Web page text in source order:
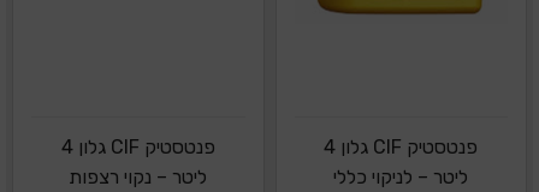
פנטסטיק CIF גלון 4
ליטר – לניקוי כללי
פנטסטיק CIF גלון 4
ליטר – נקוי רצפות